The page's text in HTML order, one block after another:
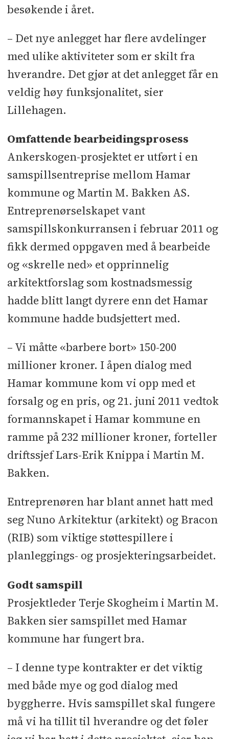
Tekniske totalunderentrepriser:
Elektro: Storhamar Elektro l
Ventilasjon: Technoteam Prosjekt l
Rørlegger: YC Rør l Vannbehandling:
Enwa ABC Tech
Underentreprenører og
og utomhusarbeider: M. Dobloug l
Prefab betong: Spenncon l Fliser,
renner og membraner: Mjøsen
Murmesterforretning l Taktekking:
IcopalTak l Blikkenslager: Berglund
Stål og Blikk l Glass- og alu.fasader:
Profilteam l Himlinger:
Systemhimlinger l Systemvegger:
Moelven Nordia l Branntetting:
Firesafe l Maler og byggtapetserer:
Morten Skancke l Byggevarer, stål-
og laminatdører: Maxbo Proff l Låser
og beslag: Lås og sikring l Hev- og
senkeplattform i basseng: Malmsten l
Div. bassengutstyr og
adgangssystem: Klubben l
Rullegitter: Nor-Safe l Heis: Kone l
Trapper og rekkverk i stål,
stålsittebenk: Ivar Bråthen
Mekaniske
besøkende i året.
– Det nye anlegget har flere avdelinger
med ulike aktiviteter som er skilt fra
hverandre. Det gjør at det anlegget får en
veldig høy funksjonalitet, sier
Lillehagen.
Omfattende bearbeidingsprosess
Ankerskogen-prosjektet er utført i en
samspillsentreprise mellom Hamar
kommune og Martin M. Bakken AS.
Entreprenørselskapet vant
samspillskonkurransen i februar 2011 og
fikk dermed oppgaven med å bearbeide
og «skrelle ned» et opprinnelig
arkitektforslag som kostnadsmessig
hadde blitt langt dyrere enn det Hamar
kommune hadde budsjettert med.
– Vi måtte «barbere bort» 150-200
millioner kroner. I åpen dialog med
Hamar kommune kom vi opp med et
forsalg og en pris, og 21. juni 2011 vedtok
formannskapet i Hamar kommune en
ramme på 232 millioner kroner, forteller
driftssjef Lars-Erik Knippa i Martin M.
Bakken.
Entreprenøren har blant annet hatt med
seg Nuno Arkitektur (arkitekt) og Bracon
(RIB) som viktige støttespillere i
planleggings- og prosjekteringsarbeidet.
Godt samspill
Prosjektleder Terje Skogheim i Martin M.
Bakken sier samspillet med Hamar
kommune har fungert bra.
– I denne type kontrakter er det viktig
med både mye og god dialog med
byggherre. Hvis samspillet skal fungere
må vi ha tillit til hverandre og det føler